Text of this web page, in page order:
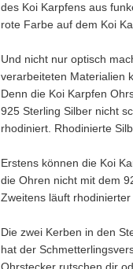
des Koi Karpfens aus
rote Farbe auf dem Koi
Und nicht nur optisch
verarbeiteten Materialien
Denn die Koi Karpfen
925 Sterling Silber nicht
rhodiniert. Rhodinierte
Erstens können die Koi
die Ohren nicht mit dem
Zweitens läuft
Die zwei Kerben in den
hat der